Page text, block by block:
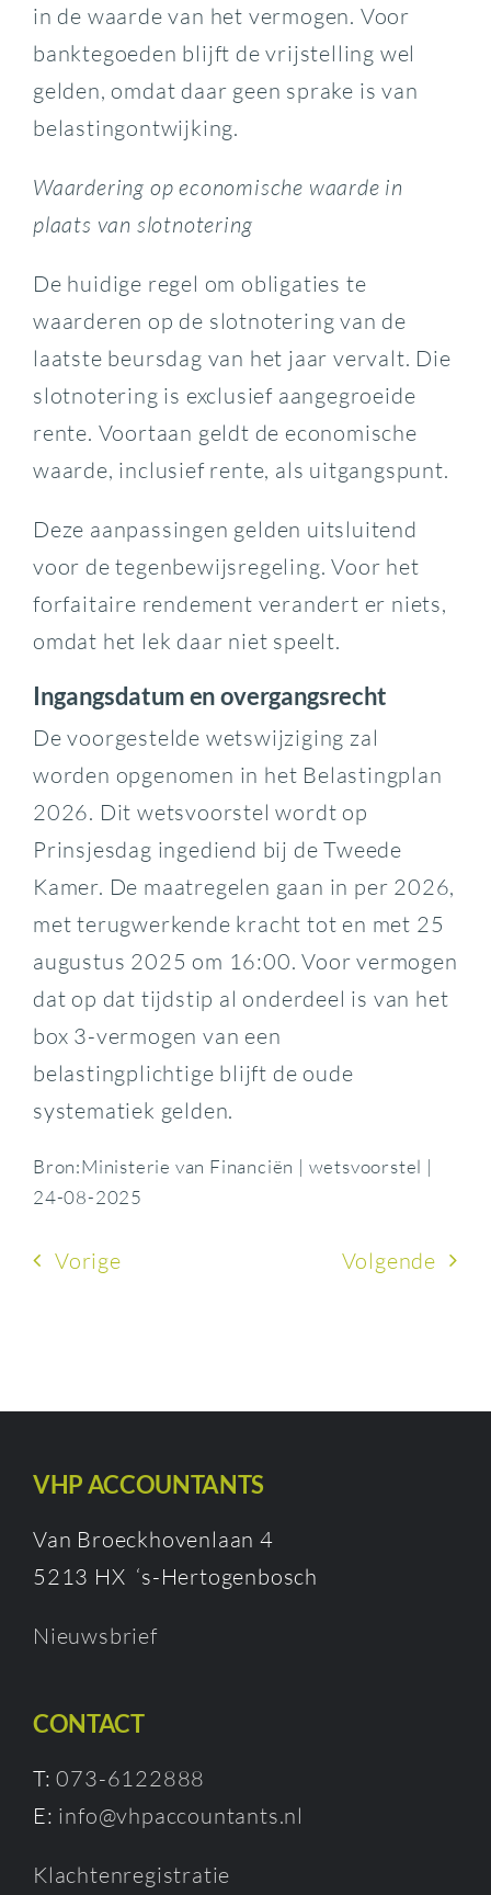
in de waarde van het vermogen. Voor
banktegoeden blijft de vrijstelling wel
gelden, omdat daar geen sprake is van
belastingontwijking.
Waardering op economische waarde in
plaats van slotnotering
De huidige regel om obligaties te
waarderen op de slotnotering van de
laatste beursdag van het jaar vervalt. Die
slotnotering is exclusief aangegroeide
rente. Voortaan geldt de economische
waarde, inclusief rente, als uitgangspunt.
Deze aanpassingen gelden uitsluitend
voor de tegenbewijsregeling. Voor het
forfaitaire rendement verandert er niets,
omdat het lek daar niet speelt.
Ingangsdatum en overgangsrecht
De voorgestelde wetswijziging zal
worden opgenomen in het Belastingplan
2026. Dit wetsvoorstel wordt op
Prinsjesdag ingediend bij de Tweede
Kamer. De maatregelen gaan in per 2026,
met terugwerkende kracht tot en met 25
augustus 2025 om 16:00. Voor vermogen
dat op dat tijdstip al onderdeel is van het
box 3-vermogen van een
belastingplichtige blijft de oude
systematiek gelden.
Bron:Ministerie van Financiën | wetsvoorstel |
24-08-2025
Vorige Volgende
VHP ACCOUNTANTS
Van Broeckhovenlaan 4
5213 HX ‘s-Hertogenbosch
Nieuwsbrief
CONTACT
T:073-6122888
E: info@vhpaccountants.nl
Klachtenregistratie